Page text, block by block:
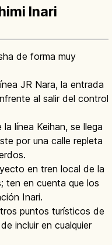
Inari
de forma muy
JR Nara, la entrada
al salir del control
línea Keihan, se llega
por una calle repleta
en tren local de la
ten en cuenta que los
Inari.
puntos turísticos de
incluir en cualquier